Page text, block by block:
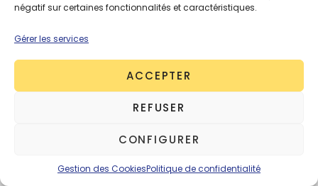
négatif sur certaines fonctionnalités et caractéristiques.
Gérer les services
ACCEPTER
REFUSER
CONFIGURER
Gestion des CookiesPolitique de confidentialité
aujourd’hui déserté.
L’engouement actuel pour le
made in France permet aux artisans de la région
COU*DE FOUDRE
et des éditions limitées